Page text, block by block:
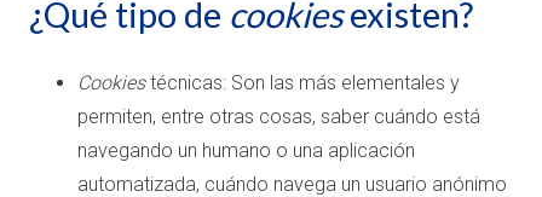
¿Qué tipo de cookiesexisten?
Cookiestécnicas: Son las más elementales y
permiten, entre otras cosas, saber cuándo está
navegando un humano o una aplicación
automatizada, cuándo navega un usuario anónimo